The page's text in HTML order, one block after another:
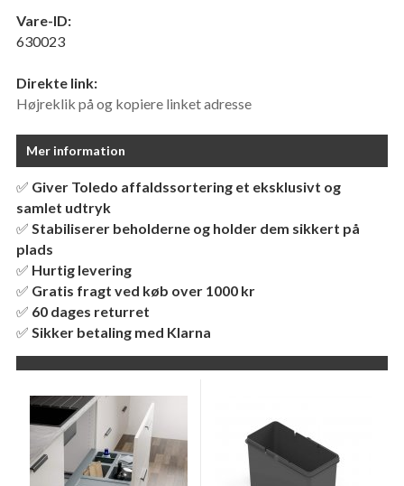
Vare-ID:
630023
Direkte link:
Højreklik på og kopiere linket adresse
Mer information
✅ Giver Toledo affaldssortering et eksklusivt og
samlet udtryk
✅ Stabiliserer beholderne og holder dem sikkert på
plads
✅ Hurtig levering
✅ Gratis fragt ved køb over 1000 kr
✅ 60 dages returret
✅ Sikker betaling med Klarna